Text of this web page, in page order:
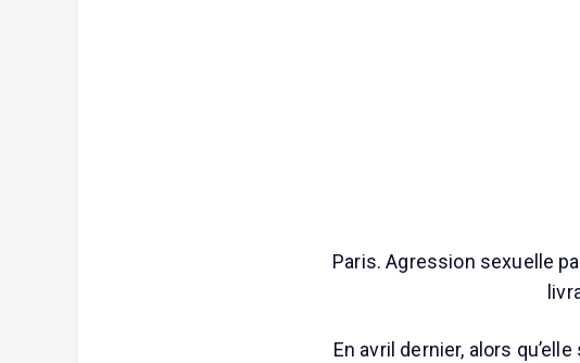
Paris. Agression sexuelle
En avril dernier, alors